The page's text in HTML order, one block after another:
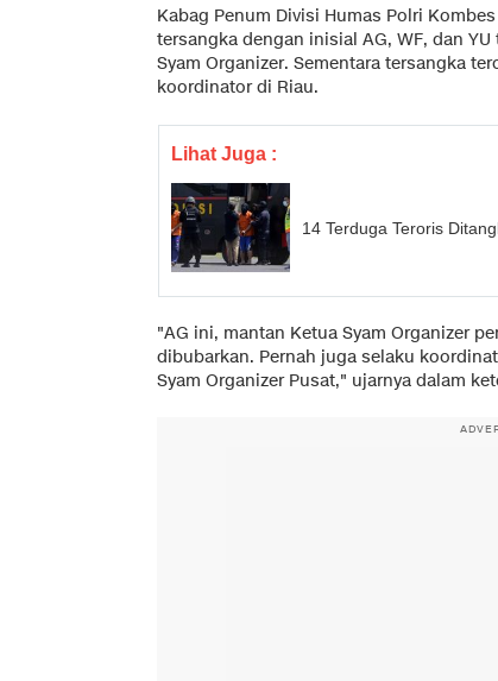
Kabag Penum Divisi Humas Polri
tersangka dengan inisial AG, WF, dan
Syam Organizer. Sementara tersangka
koordinator di Riau.
Lihat Juga :
14 Terduga Teroris
"AG ini, mantan Ketua Syam Organizer
dibubarkan. Pernah juga selaku
Syam Organizer Pusat," ujarnya dalam